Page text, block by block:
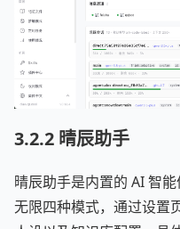
3.2.2 晴辰助手
晴辰助手是内置的 AI 智
无限四种模式，通过设置